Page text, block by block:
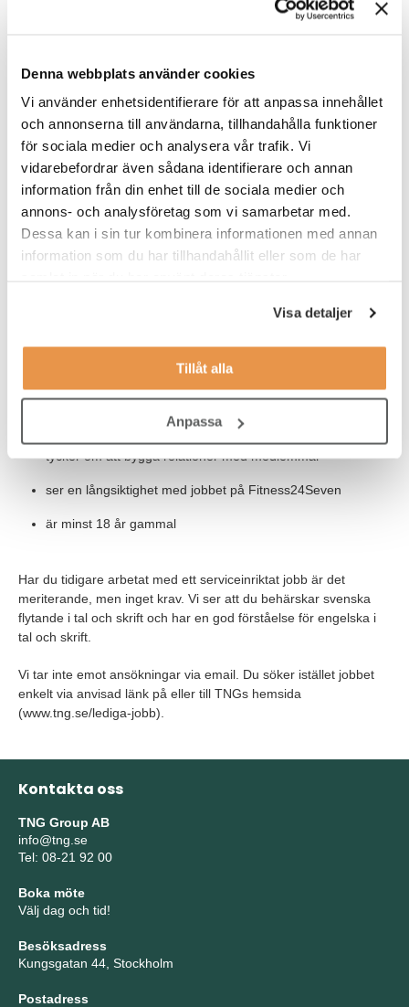
Denna webbplats använder cookies
Vi använder enhetsidentifierare för att anpassa innehållet
och annonserna till användarna, tillhandahålla funktioner
för sociala medier och analysera vår trafik. Vi
vidarebefordrar även sådana identifierare och annan
information från din enhet till de sociala medier och
annons- och analysföretag som vi samarbetar med.
Dessa kan i sin tur kombinera informationen med annan
information som du har tillhandahållit eller som de har
Visa detaljer
Tillåt alla
Anpassa
introduktion som ger dig en bra grund att bygga vidare på i
rollen som Site Responsible. Du förväntas kunna arbeta cirka
två pass per vecka, i snitt 4-5h per pass, men det kan komma
att erbjudas på fler och färre arbetspass under veckor och
perioder.
Vi verkar för en drogfri arbetsmiljö och genomför därför
obligatoriskt drogtest vid nyanställning av personal.
VEM ÄR DU?
jobbar effektivt, organiserat och självständigt
har lätt att anpassa dig efter olika situationer
tycker om att bygga relationer med medlemmar
ser en långsiktighet med jobbet på Fitness24Seven
är minst 18 år gammal
Har du tidigare arbetat med ett serviceinriktat jobb är det
meriterande, men inget krav. Vi ser att du behärskar svenska
flytande i tal och skrift och har en god förståelse för engelska i
tal och skrift.
Vi tar inte emot ansökningar via email. Du söker istället jobbet
enkelt via anvisad länk på eller till TNGs hemsida
(www.tng.se/lediga-jobb).
Kontakta oss
TNG Group AB
info@tng.se
Tel: 08-21 92 00
Boka möte
Välj dag och tid!
Besöksadress
Kungsgatan 44, Stockholm
Postadress